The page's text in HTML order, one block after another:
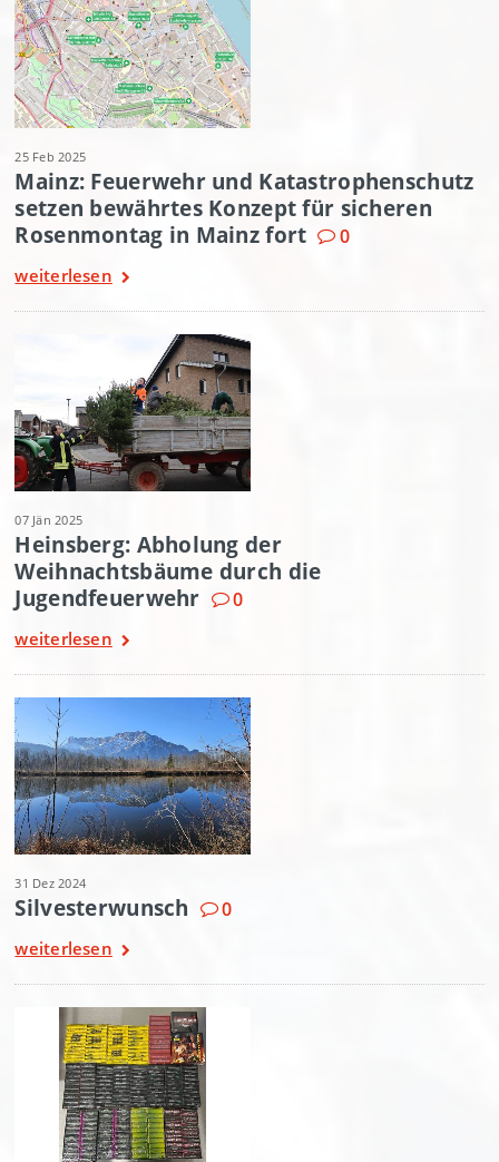
25 Feb 2025
Mainz: Feuerwehr und Katastrophenschutz
setzen bewährtes Konzept für sicheren
Rosenmontag in Mainz fort
0
weiterlesen
07 Jän 2025
Heinsberg: Abholung der
Weihnachtsbäume durch die
Jugendfeuerwehr
0
weiterlesen
31 Dez 2024
Silvesterwunsch 0
weiterlesen